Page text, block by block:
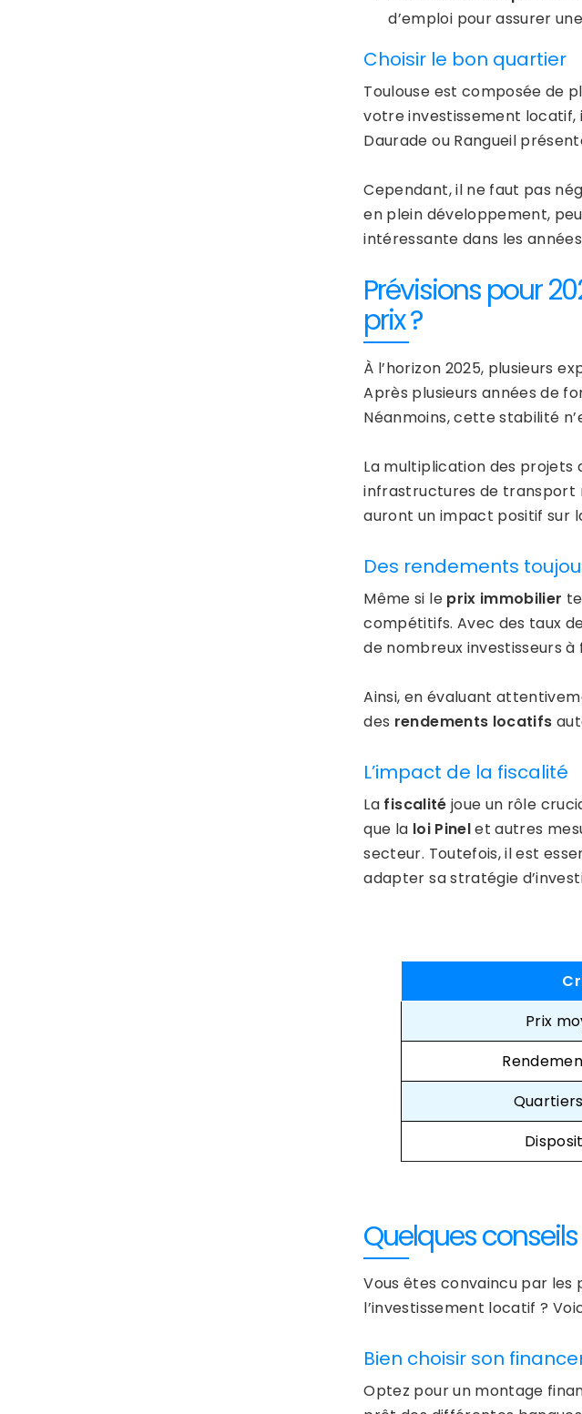
d’emploi pour assurer
Choisir le bon quartier
Toulouse est composée de
votre investissement locatif,
Daurade ou Rangueil
Cependant, il ne faut pas
en plein développement,
intéressante dans les
Prévisions pour
prix ?
À l’horizon 2025, plusieurs
Après plusieurs années de
Néanmoins, cette stabilité
La multiplication des projets
infrastructures de transport
auront un impact positif sur
Des rendements
Même si le prix immobilier
compétitifs. Avec des taux
de nombreux investisseurs à
Ainsi, en évaluant
des rendements locatifs
L’impact de la fiscalité
La fiscalité joue un rôle
que la loi Pinelet autres
secteur. Toutefois, il est
adapter sa stratégie
Prix
Quelques
Vous êtes convaincu par les
l’investissement locatif ?
Bien choisir son
Optez pour un montage